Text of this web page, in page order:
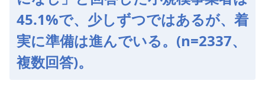
45.1%で、少しずつではあるが、着
実に準備は進んでいる。(n=2337、
複数回答)。